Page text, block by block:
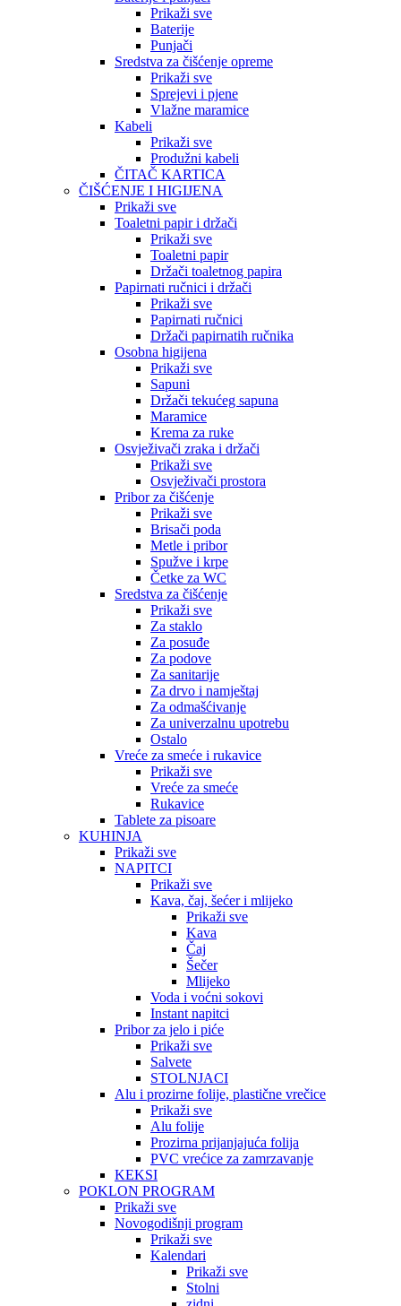
Prikaži sve
Baterije
Punjači
Sredstva za čišćenje opreme
Prikaži sve
Sprejevi i pjene
Vlažne maramice
Kabeli
Prikaži sve
Produžni kabeli
ČITAČ KARTICA
ČIŠĆENJE I HIGIJENA
Prikaži sve
Toaletni papir i držači
Prikaži sve
Toaletni papir
Držači toaletnog papira
Papirnati ručnici i držači
Prikaži sve
Papirnati ručnici
Držači papirnatih ručnika
Osobna higijena
Prikaži sve
Sapuni
Držači tekućeg sapuna
Maramice
Krema za ruke
Osvježivači zraka i držači
Prikaži sve
Osvježivači prostora
Pribor za čišćenje
Prikaži sve
Brisači poda
Metle i pribor
Spužve i krpe
Četke za WC
Sredstva za čišćenje
Prikaži sve
Za staklo
Za posuđe
Za podove
Za sanitarije
Za drvo i namještaj
Za odmašćivanje
Za univerzalnu upotrebu
Ostalo
Vreće za smeće i rukavice
Prikaži sve
Vreće za smeće
Rukavice
Tablete za pisoare
KUHINJA
Prikaži sve
NAPITCI
Prikaži sve
Kava, čaj, šećer i mlijeko
Prikaži sve
Kava
Čaj
Šečer
Mlijeko
Voda i voćni sokovi
Instant napitci
Pribor za jelo i piće
Prikaži sve
Salvete
STOLNJACI
Alu i prozirne folije, plastične vrečice
Prikaži sve
Alu folije
Prozirna prijanjajuća folija
PVC vrećice za zamrzavanje
KEKSI
POKLON PROGRAM
Prikaži sve
Novogodišnji program
Prikaži sve
Kalendari
Prikaži sve
Stolni